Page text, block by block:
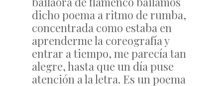
dicho poema a ritmo de rumba,
concentrada como estaba en
aprenderme la coreografía y
entrar a tiempo, me parecía tan
alegre, hasta que un día puse
atención a la letra. Es un poema